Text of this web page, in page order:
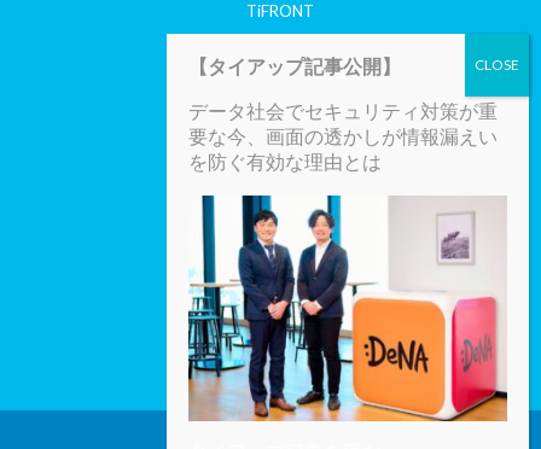
TiFRONT
COYOTE
セキュリティ情報
CYBERTHREATS TODAY
SECURITY REPORT
SECURITY MAIL MAGAZINE
会社案内
会社概要
採用情報
お知らせ
【タイアップ記事公開】
データ社会でセキュリティ対策が重
要な今、画面の透かしが情報漏えい
を防ぐ有効な理由とは